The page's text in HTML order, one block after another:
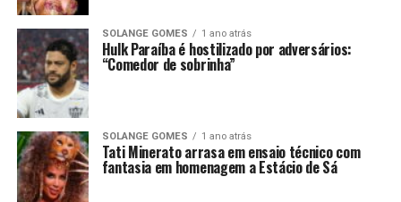
SOLANGE GOMES 1 ano atrás
Hulk Paraíba é hostilizado por adversários:
“Comedor de sobrinha”
SOLANGE GOMES 1 ano atrás
Tati Minerato arrasa em ensaio técnico com
fantasia em homenagem a Estácio de Sá